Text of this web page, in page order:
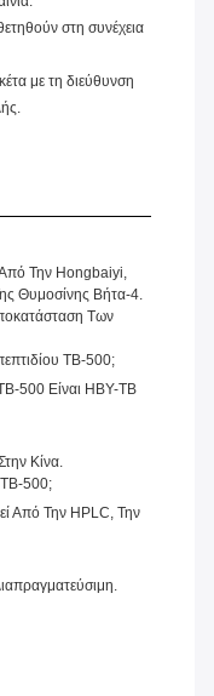
στη συνέχεια
με τη διεύθυνση
Την Hongbaiyi,
Θυμοσίνης Βήτα-4.
Των
TB-500;
500 Είναι HBY-TB
Κίνα.
TB-500;
Από Την HPLC, Την